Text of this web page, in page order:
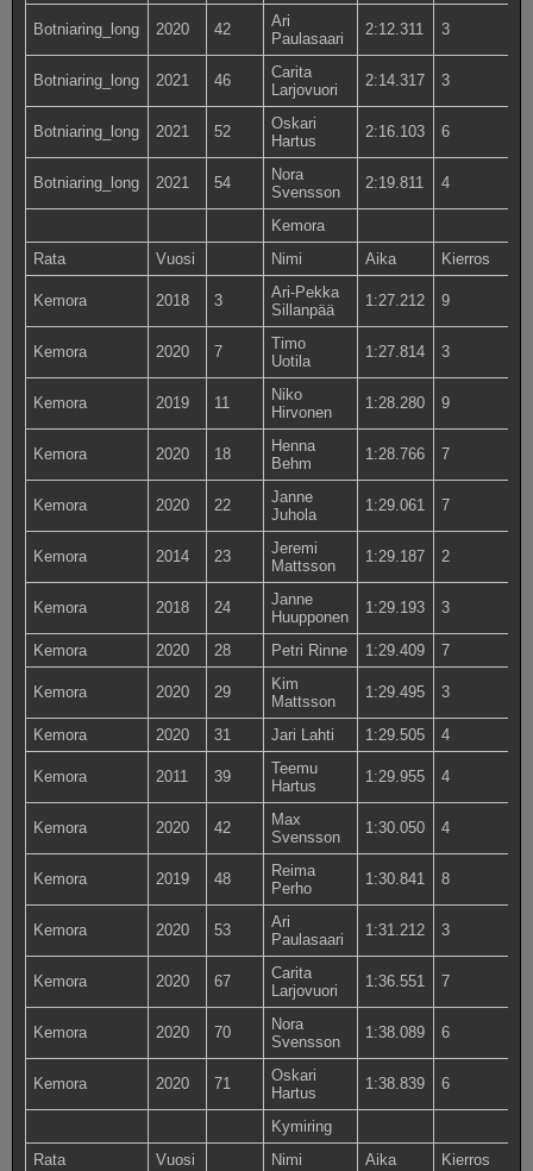
Botniaring_long 2020 42
Ari
Paulasaari
2:12.311 3
Botniaring_long 2021 46
Carita
Larjovuori
2:14.317 3
Botniaring_long 2021 52
Oskari
Hartus
2:16.103 6
Botniaring_long 2021 54
Nora
Svensson
2:19.811 4
Kemora
Rata
Vuosi Nimi Aika Kierros
Kemora 2018 3
Ari-Pekka
Sillanpää
1:27.212 9
Kemora 2020 7
Timo
Uotila
1:27.814 3
Kemora 2019 11
Niko
Hirvonen
1:28.280 9
Kemora 2020 18
Henna
Behm
1:28.766 7
Kemora 2020 22
Janne
Juhola
1:29.061 7
Kemora 2014 23
Jeremi
Mattsson
1:29.187 2
Kemora 2018 24
Janne
Huupponen
1:29.193 3
Kemora 2020 28 Petri Rinne 1:29.409 7
Kemora 2020 29
Kim
Mattsson
1:29.495 3
Kemora 2020 31 Jari Lahti 1:29.505 4
Kemora 2011 39
Teemu
Hartus
1:29.955 4
Kemora 2020 42
Max
Svensson
1:30.050 4
Kemora 2019 48
Reima
Perho
1:30.841 8
Kemora 2020 53
Ari
Paulasaari
1:31.212 3
Kemora 2020 67
Carita
Larjovuori
1:36.551 7
Kemora 2020 70
Nora
Svensson
1:38.089 6
Kemora 2020 71
Oskari
Hartus
1:38.839 6
Kymiring
Rata
Vuosi Nimi Aika Kierros